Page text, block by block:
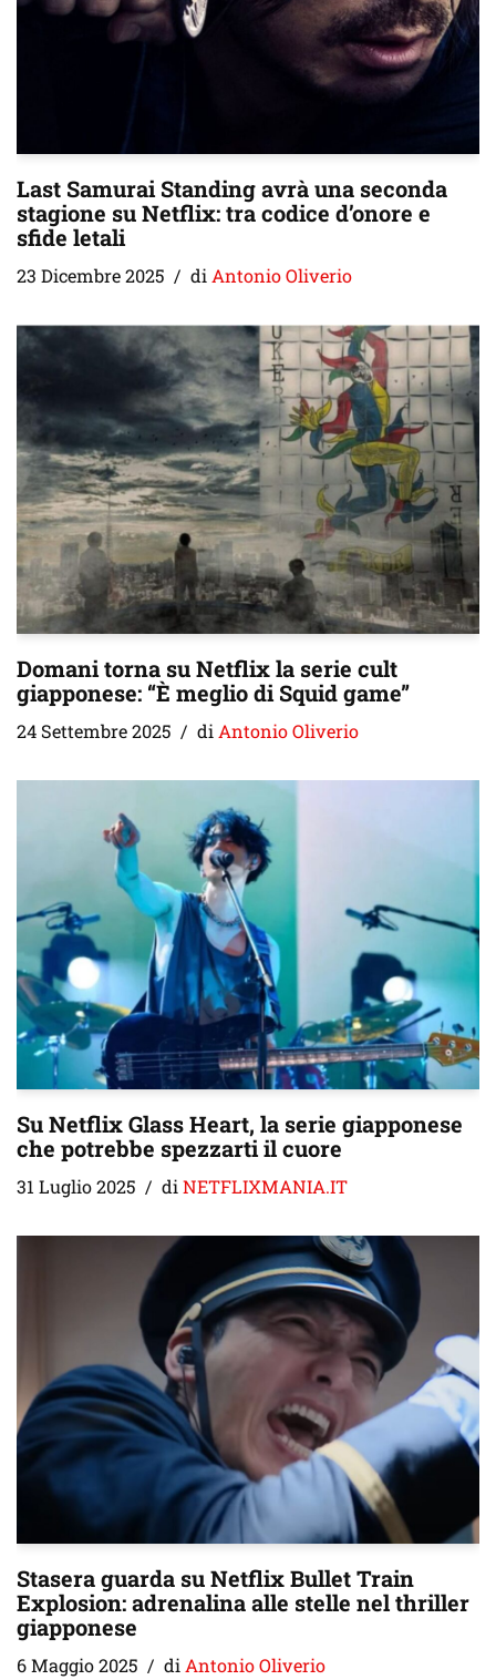
Last Samurai Standing avrà una seconda
stagione su Netflix: tra codice d’onore e
sfide letali
23 Dicembre 2025 diAntonio Oliverio
Domani torna su Netflix la serie cult
giapponese: “È meglio di Squid game”
24 Settembre 2025 di Antonio Oliverio
Su Netflix Glass Heart, la serie giapponese
che potrebbe spezzarti il cuore
31 Luglio 2025 di NETFLIXMANIA.IT
Stasera guarda su Netflix Bullet Train
Explosion: adrenalina alle stelle nel thriller
giapponese
6 Maggio 2025 diAntonio Oliverio